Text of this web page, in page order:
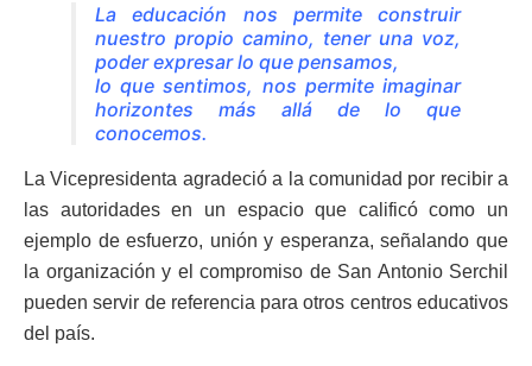
La educación nos permite construir
nuestro propio camino, tener una voz,
poder expresar lo que pensamos,
lo que sentimos, nos permite imaginar
horizontes más allá de lo que
conocemos.
La Vicepresidenta agradeció a la comunidad por recibir a
las autoridades en un espacio que calificó como un
ejemplo de esfuerzo, unión y esperanza, señalando que
la organización y el compromiso de San Antonio Serchil
pueden servir de referencia para otros centros educativos
del país.